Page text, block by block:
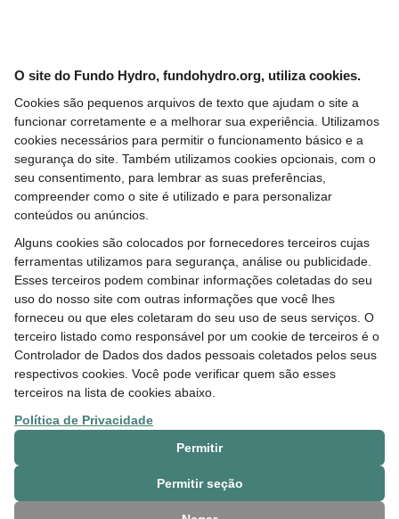
15 MAY 2026
Resultado do edital do Programa Corredor
será divulgado até junho
O site do Fundo Hydro, fundohydro.org, utiliza cookies.
Cookies são pequenos arquivos de texto que ajudam o site a
funcionar corretamente e a melhorar sua experiência. Utilizamos
cookies necessários para permitir o funcionamento básico e a
segurança do site. Também utilizamos cookies opcionais, com o
seu consentimento, para lembrar as suas preferências,
compreender como o site é utilizado e para personalizar
conteúdos ou anúncios.
Alguns cookies são colocados por fornecedores terceiros cujas
ferramentas utilizamos para segurança, análise ou publicidade.
Esses terceiros podem combinar informações coletadas do seu
uso do nosso site com outras informações que você lhes
forneceu ou que eles coletaram do seu uso de seus serviços. O
terceiro listado como responsável por um cookie de terceiros é o
Controlador de Dados dos dados pessoais coletados pelos seus
respectivos cookies. Você pode verificar quem são esses
terceiros na lista de cookies abaixo.
Política de Privacidade
Permitir
Permitir seção